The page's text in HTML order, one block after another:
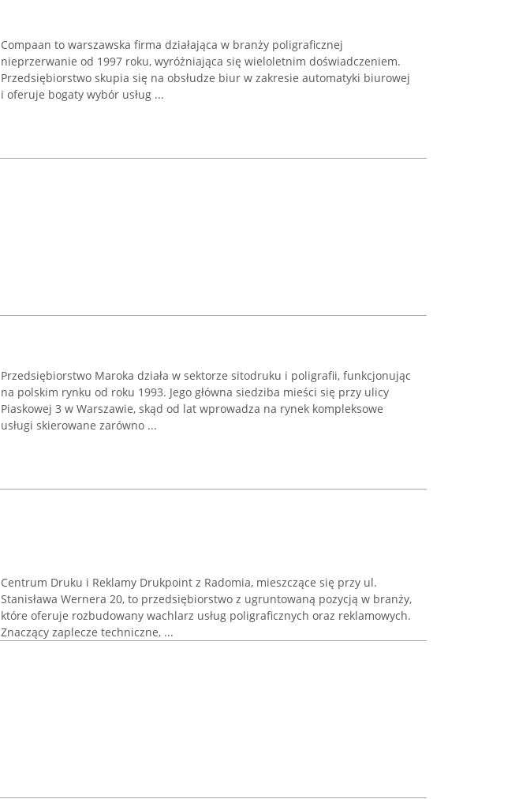
Compaan to warszawska firma działająca w branży poligraficznej
nieprzerwanie od 1997 roku, wyróżniająca się wieloletnim doświadczeniem.
Przedsiębiorstwo skupia się na obsłudze biur w zakresie automatyki biurowej
i oferuje bogaty wybór usług ...
Przedsiębiorstwo Maroka działa w sektorze sitodruku i poligrafii, funkcjonując
na polskim rynku od roku 1993. Jego główna siedziba mieści się przy ulicy
Piaskowej 3 w Warszawie, skąd od lat wprowadza na rynek kompleksowe
usługi skierowane zarówno ...
Centrum Druku i Reklamy Drukpoint z Radomia, mieszczące się przy ul.
Stanisława Wernera 20, to przedsiębiorstwo z ugruntowaną pozycją w branży,
które oferuje rozbudowany wachlarz usług poligraficznych oraz reklamowych.
Znaczący zaplecze techniczne, ...